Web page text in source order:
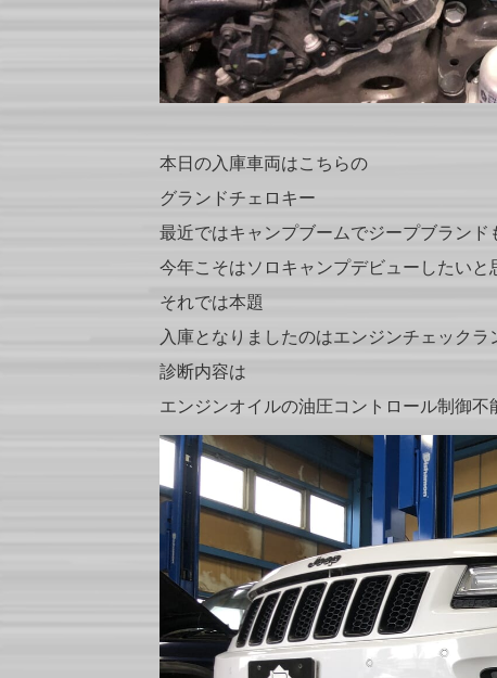
本日の入庫車両はこちらの
グランドチェロキー
最近ではキャンプブームでジープブランド
今年こそはソロキャンプデビューしたいと
それでは本題
入庫となりましたのはエンジンチェックラ
診断内容は
エンジンオイルの油圧コントロール制御不